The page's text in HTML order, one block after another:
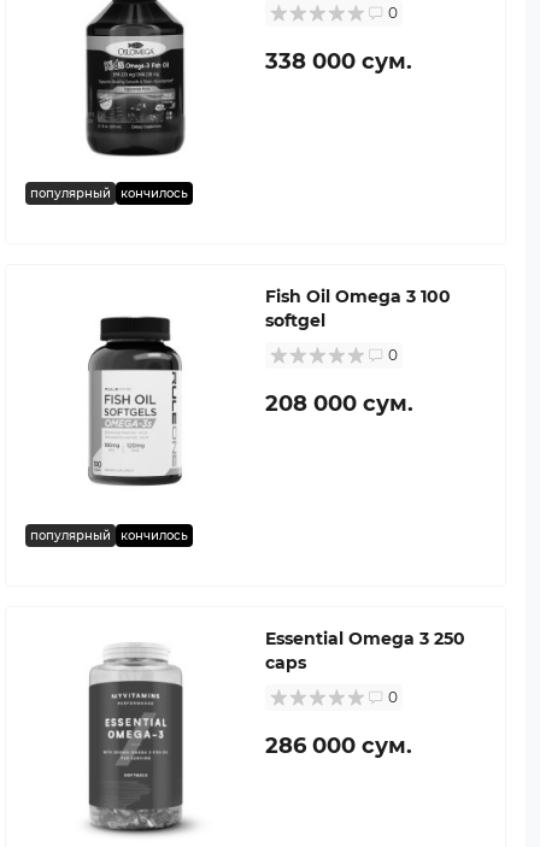
популярный кончилось
0
338 000 сум.
популярный кончилось
Fish Oil Omega 3 100
softgel
0
208 000 сум.
Essential Omega 3 250
caps
0
286 000 сум.